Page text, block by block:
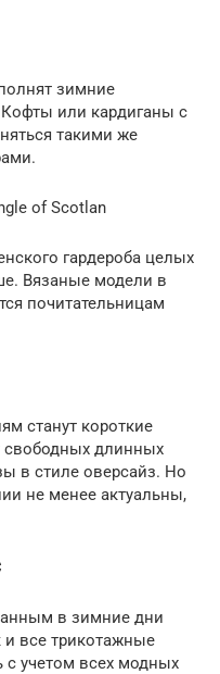
зимние
или кардиганы с
такими же
of Scotlan
гардероба целых
Вязаные модели в
почитательницам
станут короткие
свободных длинных
в стиле оверсайз. Но
не менее актуальны,
в зимние дни
и все трикотажные
с учетом всех модных